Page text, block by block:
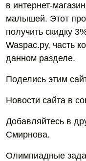
в интернет-
малышей. Этот
получить скидку
Waspac.ру, часть
данном разделе.
Поделись этим
Новости сайта в
Добавляйтесь в
Смирнова.
Олимпиадные